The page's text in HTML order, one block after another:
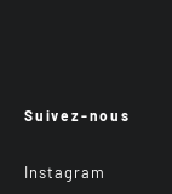
Suivez-nous
Instagram